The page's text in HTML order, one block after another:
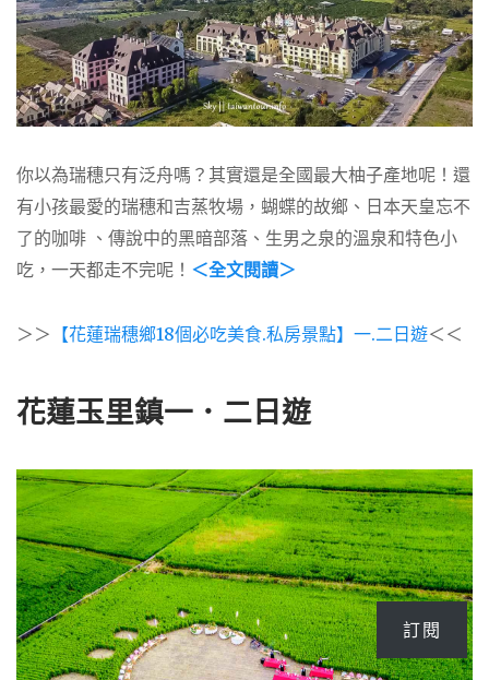
你以為瑞穗只有泛舟嗎？其實還是全國最大柚子產地呢！還
有小孩最愛的瑞穗和吉蒸牧場，蝴蝶的故鄉、日本天皇忘不
了的咖啡 、傳說中的黑暗部落、生男之泉的溫泉和特色小
吃，一天都走不完呢！ ＜全文閱讀＞
＞＞ 【花蓮瑞穗鄉18個必吃美食.私房景點】一.二日遊＜＜
花蓮玉里鎮一．二日遊
訂閱